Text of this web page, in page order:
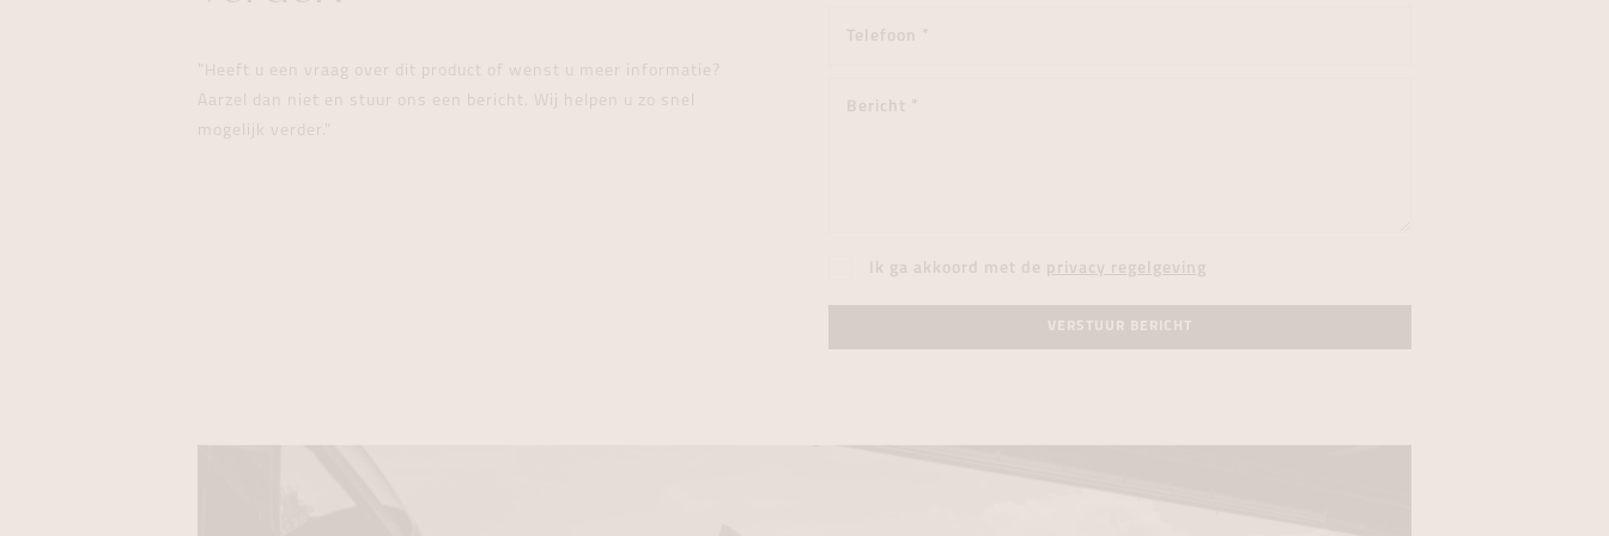
"Heeft u een vraag over dit product of wenst u meer informatie?
Aarzel dan niet en stuur ons een bericht. Wij helpen u zo snel
mogelijk verder."
Ik ga akkoord met de privacy regelgeving
VERSTUUR BERICHT